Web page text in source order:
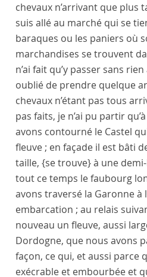
chevaux n’arrivant que plus
suis allé au marché qui se
baraques ou les paniers où
marchandises se trouvent
n’ai fait qu’y passer sans
oublié de prendre quelque
chevaux n’étant pas tous
pas faits, je n’ai pu partir
avons contourné le Castel
fleuve ; en façade il est bâti
taille, {se trouve}à une
tout ce temps le faubourg
avons traversé la Garonneà
embarcation ; au relais
nouveau un fleuve, aussi
Dordogne, que nous avons
façon, ce qui, et aussi parce
exécrable et embourbée et